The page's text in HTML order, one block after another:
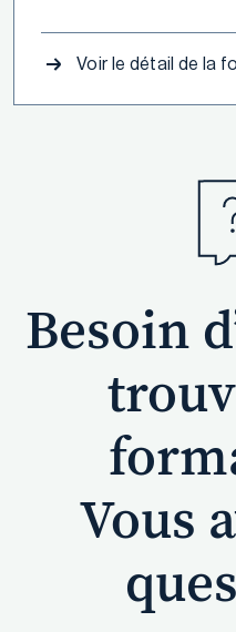
Voir le détail de la
Besoin
Vous